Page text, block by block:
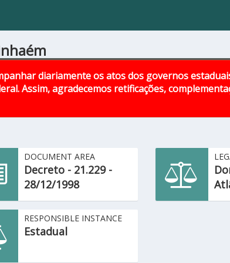
diariamente os atos dos governos
Assim, agradecemos retificações,
DOCUMENT AREA
Decreto - 21.229 -
28/12/1998
RESPONSIBLE INSTANCE
Estadual